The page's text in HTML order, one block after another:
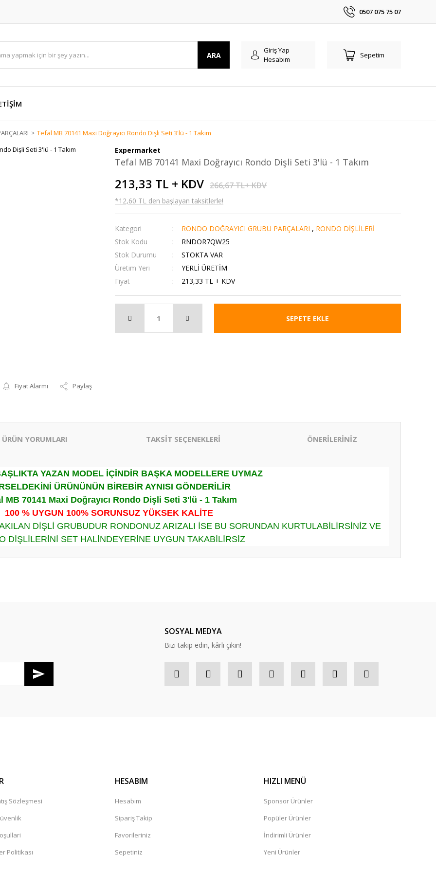
0507 075 75 07
ARA
Giriş Yap
Hesabım
Sepetim
Tefal MB 70141 Maxi Doğrayıcı Rondo Dişli Seti 3'lü - 1 Takım
Fiyat Alarmı Paylaş
Expermarket
Tefal MB 70141 Maxi Doğrayıcı Rondo Dişli Seti 3'lü - 1 Takım
213,33 TL + KDV 266,67 TL+ KDV
*12,60 TL den başlayan taksitlerle!
Kategori RONDO DOĞRAYICI GRUBU PARÇALARI , RONDO DİŞLİLERİ
Stok Kodu
RNDOR7QW25
Stok Durumu
STOKTA VAR
Üretim Yeri
YERLİ ÜRETİM
Fiyat
213,33 TL + KDV
SEPETE EKLE
ÜRÜN YORUMLARI TAKSİT SEÇENEKLERİ ÖNERİLERİNİZ
YAZAN MODEL İÇİNDİR BAŞKA MODELLERE UYMAZ
ÜRÜNÜNÜN BİREBİR AYNISI GÖNDERİLİR
MB 70141 Maxi Doğrayıcı Rondo Dişli Seti 3'lü - 1 Takım
100 % UYGUN 100% SORUNSUZ YÜKSEK KALİTE
DİŞLİ GRUBUDUR RONDONUZ ARIZALI İSE BU SORUNDAN KURTULABİLİRSİNİZ VE
DİŞLİLERİNİ SET HALİNDEYERİNE UYGUN TAKABİLİRSİZ
SOSYAL MEDYA
Bizi takip edin, kârlı çıkın!
Sözleşmesi
Politikası
HESABIM
Hesabım
Sipariş Takip
Favorileriniz
Sepetiniz
HIZLI MENÜ
Sponsor Ürünler
Popüler Ürünler
İndirimli Ürünler
Yeni Ürünler